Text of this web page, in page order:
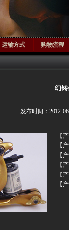
运输方式 购物流程
幻
发布时间：2012-
【
【
【
【
【
【